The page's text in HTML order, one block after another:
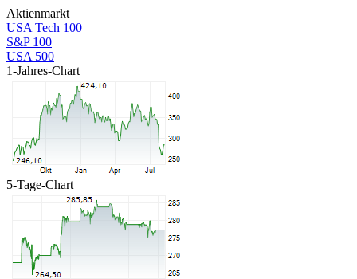
Aktienmarkt
USA Tech 100
S&P 100
USA 500
1-Jahres-Chart
5-Tage-Chart